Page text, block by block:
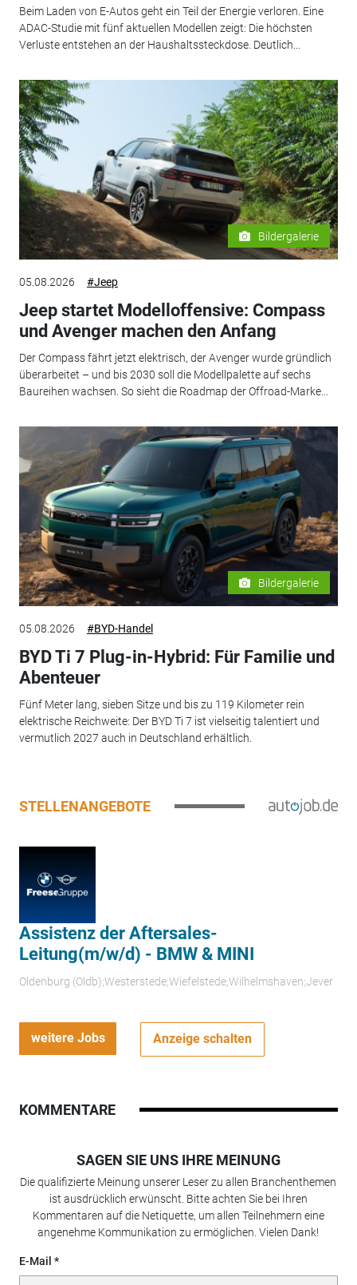
Beim Laden von E-Autos geht ein Teil der Energie verloren. Eine
ADAC-Studie mit fünf aktuellen Modellen zeigt: Die höchsten
Verluste entstehen an der Haushaltssteckdose. Deutlich...
Bildergalerie
05.08.2026 #Jeep
Jeep startet Modelloffensive: Compass
und Avenger machen den Anfang
Der Compass fährt jetzt elektrisch, der Avenger wurde gründlich
überarbeitet – und bis 2030 soll die Modellpalette auf sechs
Baureihen wachsen. So sieht die Roadmap der Offroad-Marke...
Bildergalerie
05.08.2026 #BYD-Handel
BYD Ti 7 Plug-in-Hybrid: Für Familie und
Abenteuer
Fünf Meter lang, sieben Sitze und bis zu 119 Kilometer rein
elektrische Reichweite: Der BYD Ti 7 ist vielseitig talentiert und
vermutlich 2027 auch in Deutschland erhältlich.
STELLENANGEBOTE
Assistenz der Aftersales-
Leitung(m/w/d) - BMW & MINI
Oldenburg (Oldb);Westerstede;Wiefelstede;Wilhelmshaven;Jever
weitere Jobs Anzeige schalten
KOMMENTARE
SAGEN SIE UNS IHRE MEINUNG
Die qualifizierte Meinung unserer Leser zu allen Branchenthemen
ist ausdrücklich erwünscht. Bitte achten Sie bei Ihren
Kommentaren auf die Netiquette, um allen Teilnehmern eine
angenehme Kommunikation zu ermöglichen. Vielen Dank!
E-Mail